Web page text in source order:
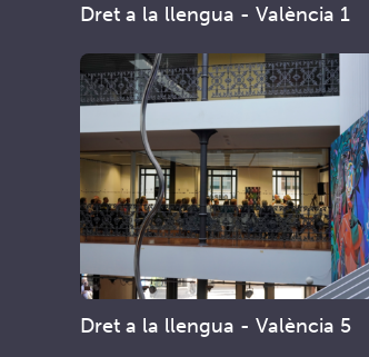
Dret a la llengua - València 1
Dret a la llengua - València 5